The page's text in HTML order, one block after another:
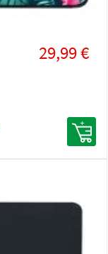
29,99 €